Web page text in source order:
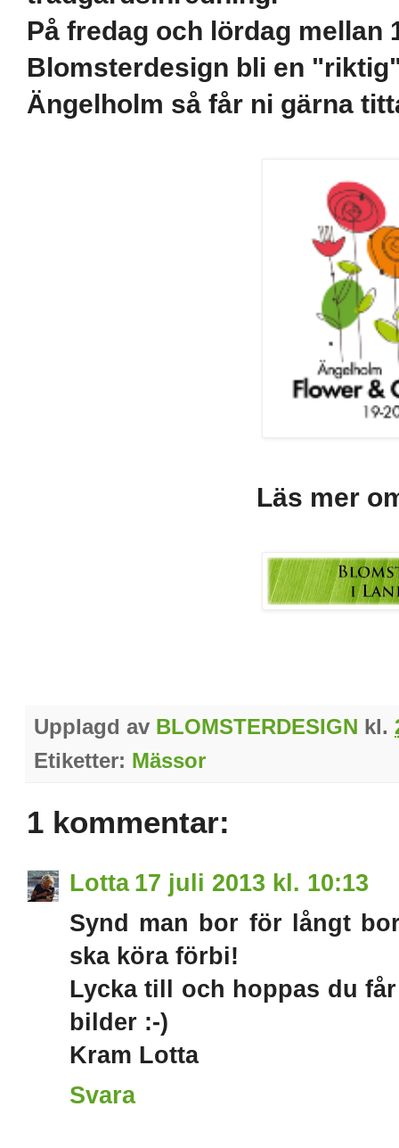
På fredag och lördag mellan
Blomsterdesign bli en
Ängelholm så får ni gärna
Läs mer
Upplagd av BLOMSTERDESIGN kl.
Etiketter: Mässor
1 kommentar:
Lotta 17 juli 2013 kl. 10:13
Synd man bor för långt
ska köra förbi!
Lycka till och hoppas du
bilder :-)
Kram Lotta
Svara